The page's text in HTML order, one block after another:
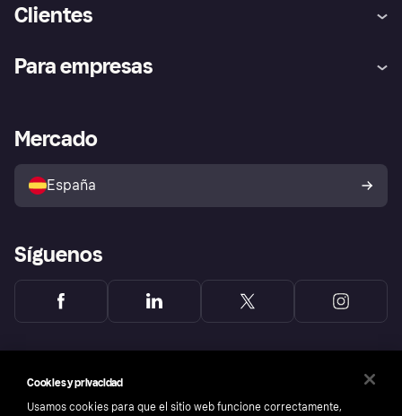
Clientes
Inicio de sesión
Directorio de tiendas
Política de protección al
comprador de Klarna
Reclamaciones
Para empresas
Acceso empresas
Mercado
España
Síguenos
Cookies y privacidad
Usamos cookies para que el sitio web funcione correctamente,